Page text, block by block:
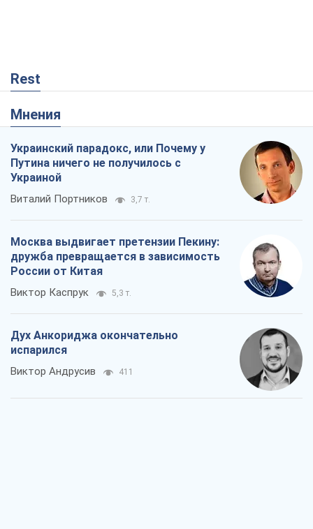
Rest
Мнения
Украинский парадокс, или Почему у
Путина ничего не получилось с
Украиной
Виталий Портников 3,7 т.
Москва выдвигает претензии Пекину:
дружба превращается в зависимость
России от Китая
Виктор Каспрук 5,3 т.
Дух Анкориджа окончательно
испарился
Виктор Андрусив 411